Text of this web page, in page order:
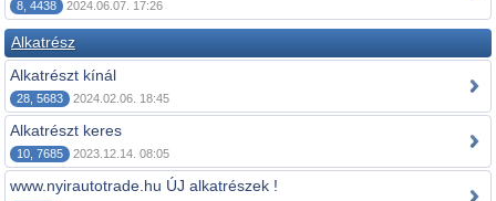
8, 4438 2024.06.07. 17:26
Alkatrész
Alkatrészt kínál
28, 5683 2024.02.06. 18:45
Alkatrészt keres
10, 7685 2023.12.14. 08:05
www.nyirautotrade.hu ÚJ alkatrészek !